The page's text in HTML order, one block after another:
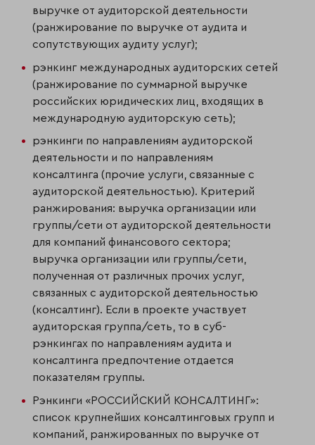
выручке от аудиторской деятельности
(ранжирование по выручке от аудита и
сопутствующих аудиту услуг);
рэнкинг международных аудиторских сетей
(ранжирование по суммарной выручке
российских юридических лиц, входящих в
международную аудиторскую сеть);
рэнкинги по направлениям аудиторской
деятельности и по направлениям
консалтинга (прочие услуги, связанные с
аудиторской деятельностью). Критерий
ранжирования: выручка организации или
группы/сети от аудитор­ской деятельности
для компаний финансового сектора;
выручка организации или группы/сети,
полученная от различных прочих услуг,
связанных с ауди­торской деятельностью
(консалтинг). Если в проекте участвует
аудиторская группа/сеть, то в суб-
рэнкингах по направлениям аудита и
консалтинга пред­почтение отдается
показателям группы.
Рэнкинги «РОССИЙСКИЙ КОНСАЛТИНГ»:
список крупнейших консалтинговых групп и
компаний, ранжированных по выручке от